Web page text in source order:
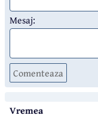
Mesaj:
Comenteaza
Vremea